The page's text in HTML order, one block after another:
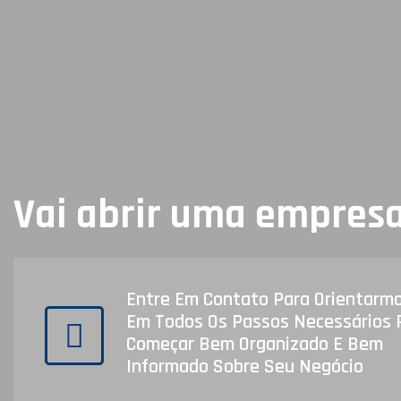
Vai abrir uma
Entre Em Contato Para
Em Todos Os Passos Necessários
Começar Bem Organizado E Bem
Informado Sobre Seu Negócio